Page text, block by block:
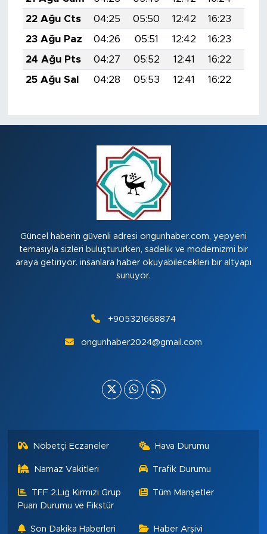
22 Ağu Cts
04:25 05:50 12:42 16:23
23 Ağu Paz
04:26 05:51 12:42 16:23
24 Ağu Pts
04:27 05:52 12:41 16:22
25 Ağu Sal
04:28 05:53 12:41 16:22
Güncel haberin güvenli adresi ongunhaber.com, yepyeni
temasıyla sizleri buluştururken, sadelik ve modernizmi bir
araya getiriyor. insanlara haber okuyabilecekleri bir altyapı
sunuyor.
+905321668874
ongunhaber2024@gmail.com
Nöbetçi Eczaneler Hava Durumu
Namaz Vakitleri Trafik Durumu
TFF 2.Lig Kırmızı Grup
Puan Durumu ve Fikstür
Tüm Manşetler
Son Dakika Haberleri Haber Arşivi